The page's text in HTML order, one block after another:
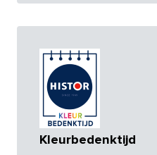
Kleurbedenktijd